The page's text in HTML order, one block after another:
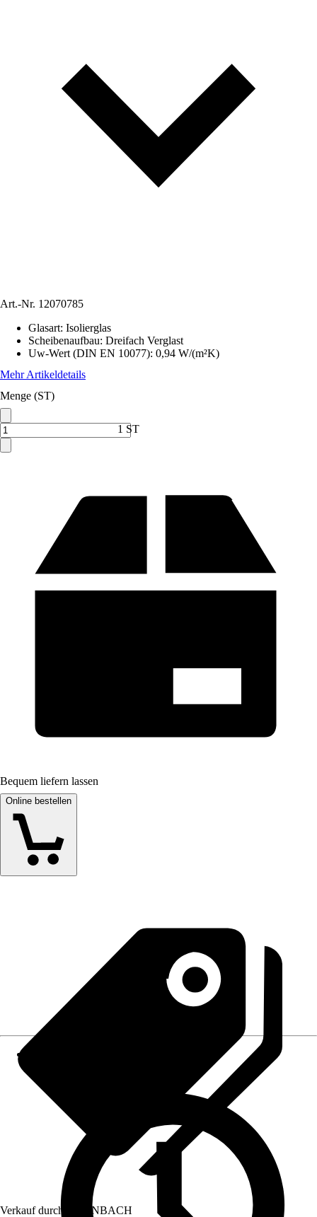
Art.-Nr. 12070785
Glasart: Isolierglas
Scheibenaufbau: Dreifach Verglast
Uw-Wert (DIN EN 10077): 0,94 W/(m²K)
Mehr Artikeldetails
Menge (ST)
1 ST
Bequem liefern lassen
Online bestellen
Verkauf durch: HORNBACH